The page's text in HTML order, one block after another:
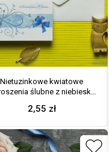
Nietuzinkowe kwiatowe
ślubne z niebiesko-
ozdobnym. ZAP-94-11
2,55 zł